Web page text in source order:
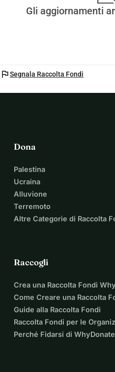
Gli aggiornamenti
flagSegnala Raccolta Fondi
Dona
Palestina
Ucraina
Alluvione
Terremoto
Altre Categorie di Raccolta
Raccogli
Crea una Raccolta Fondi
Come Creare una Raccolta
Guide alla Raccolta Fondi
Raccolta Fondi per le
Perché Fidarsi di WhyDonate